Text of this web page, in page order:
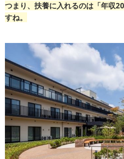
つまり、扶養に入れるのは「年収
すね。